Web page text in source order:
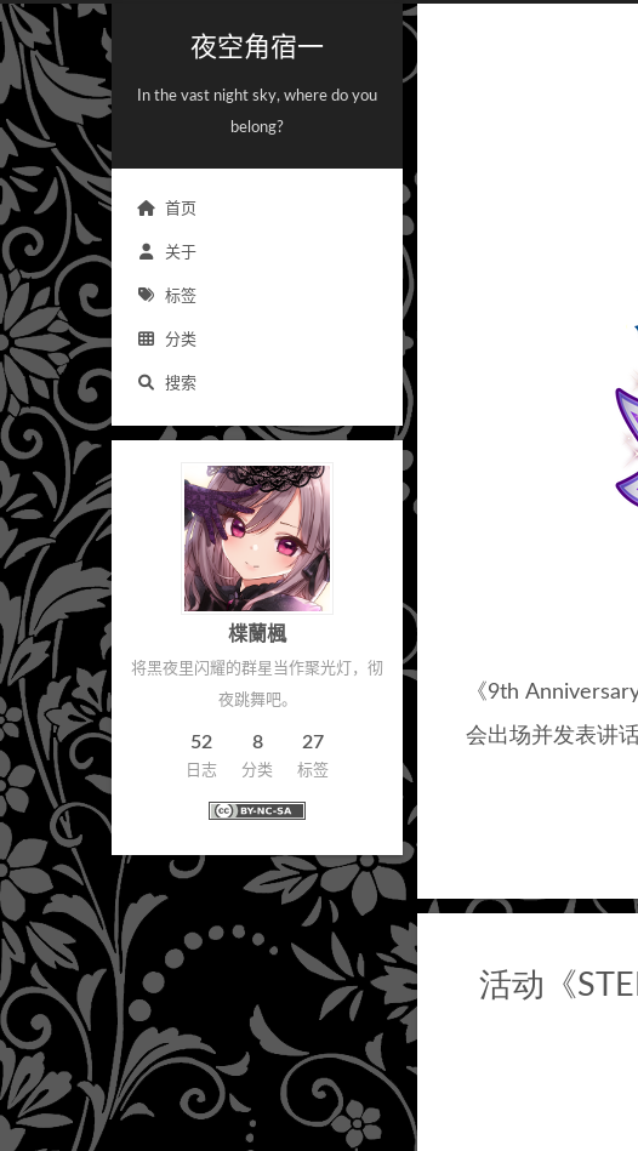
夜空角宿一
In the vast night sky, where do you
belong?
首页
关于
标签
分类
搜索
楪蘭楓
将黑夜里闪耀的群星当作聚光灯，彻
夜跳舞吧。
52
日志
8
分类
27
标签
《9th
会出场并发表讲
活动《